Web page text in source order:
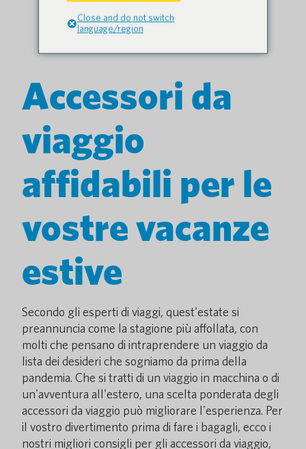
Accessori da
viaggio
affidabili per le
vostre vacanze
estive
Secondo gli esperti di viaggi, quest'estate si
preannuncia come la stagione più affollata, con
molti che pensano di intraprendere un viaggio da
lista dei desideri che sogniamo da prima della
pandemia. Che si tratti di un viaggio in macchina o di
un'avventura all'estero, una scelta ponderata degli
accessori da viaggio può migliorare l'esperienza. Per
il vostro divertimento prima di fare i bagagli, ecco i
nostri migliori consigli per gli accessori da viaggio,
Close and do not switch
language/region